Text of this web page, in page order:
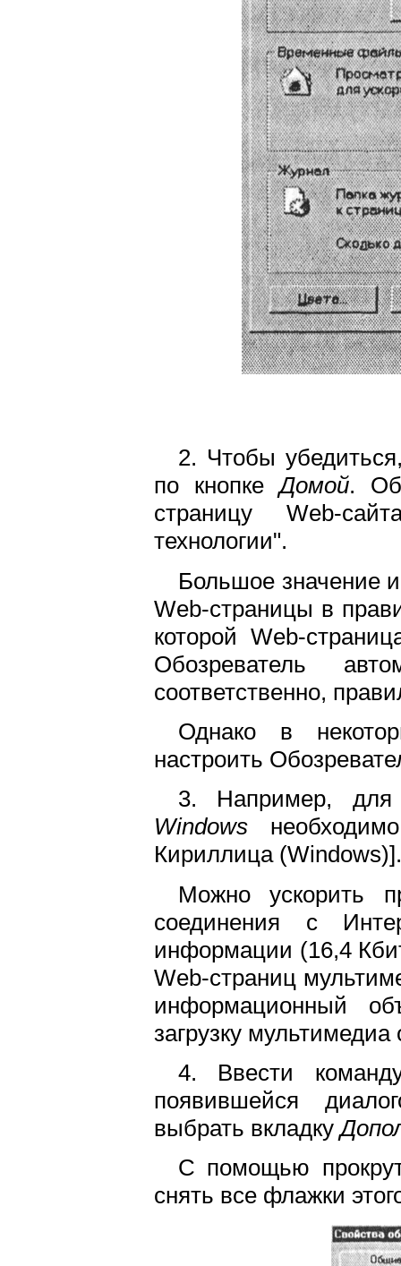
2. Чтобы
по кнопкеДомой.
страницу Web-
технологии".
Большое значение
Web-страницы в
которой Web-
Обозреватель
соответственно,
Однако в
настроить
3. Например, для
Windows
Кириллица (Windows)].
Можно ускорить
соединения с
информации (16,4
Web-страниц
информационный
загрузку
4. Ввести
появившейся
выбрать вкладку
С помощью
снять все флажки